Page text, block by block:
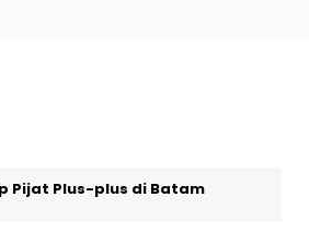
Pijat Plus-plus di Batam